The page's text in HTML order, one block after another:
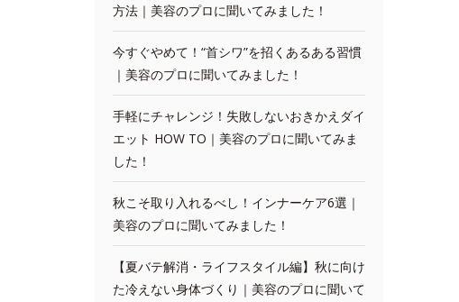
方法｜美容のプロに聞いてみました！
今すぐやめて！“首シワ”を招くあるある習慣
｜美容のプロに聞いてみました！
手軽にチャレンジ！失敗しないおきかえダイ
エット HOW TO｜美容のプロに聞いてみま
した！
秋こそ取り入れるべし！インナーケア6選｜
美容のプロに聞いてみました！
【夏バテ解消・ライフスタイル編】秋に向け
た冷えない身体づくり｜美容のプロに聞いて